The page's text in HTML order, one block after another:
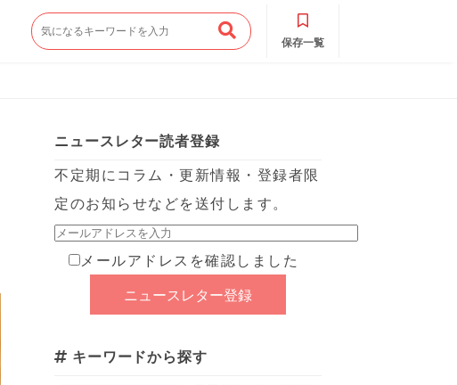
保存一覧
ニュースレター読者登録
不定期にコラム・更新情報・登録者限
定のお知らせなどを送付します。
メールアドレスを確認しました
キーワードから探す